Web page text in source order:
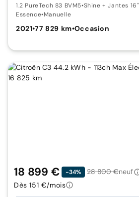
1.2 PureTech 83 BVM5•Shine + Jantes 16"
Essence•Manuelle
2021•77 829 km•Occasion
18 899 € -34% 28 800 €neuf
Dès 151 €/mois